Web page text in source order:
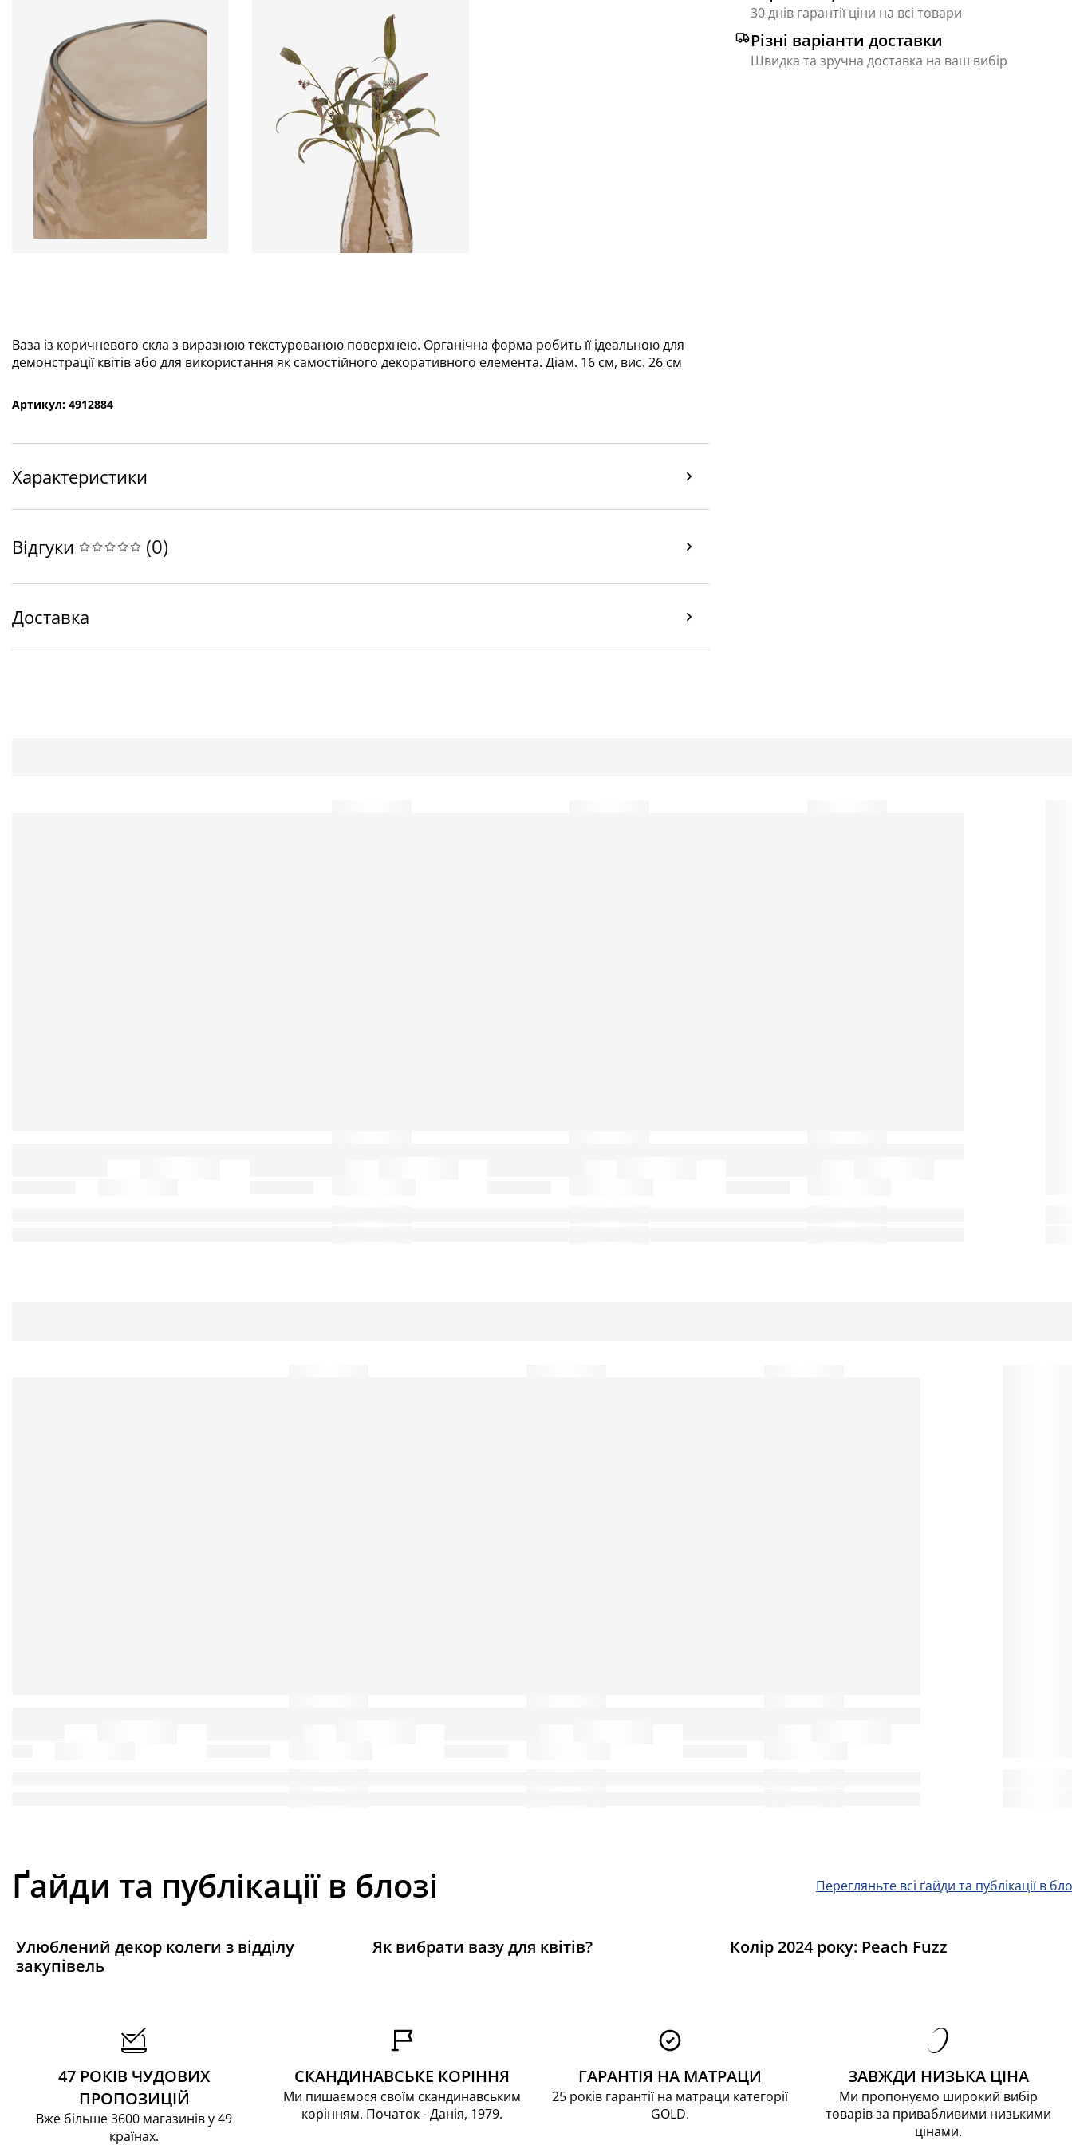
30 днів гарантії ціни на всі товари
Різні варіанти доставки
Швидка та зручна доставка на ваш вибір
Ваза із коричневого скла з виразною текстурованою поверхнею. Органічна форма робить її ідеальною для
демонстрації квітів або для використання як самостійнoго декоративного елемента. Діам. 16 см, вис. 26 см
Артикул: 4912884
Характеристики
Відгуки (0)
Доставка
Ґайди та публікації в блозі Перегляньте всі ґайди та публікації в
Улюблений декор колеги з відділу
закупівель
Як вибрати вазу для квітів? Колір 2024 року: Peach Fuzz
47 РОКІВ ЧУДОВИХ
ПРОПОЗИЦІЙ
Вже більше 3600 магазинів у 49
країнах.
СКАНДИНАВСЬКЕ КОРІННЯ
Ми пишаємося своїм скандинавським
корінням. Початок - Данія, 1979.
ГАРАНТІЯ НА МАТРАЦИ
25 років гарантії на матраци категорії
GOLD.
ЗАВЖДИ НИЗЬКА ЦІНА
Ми пропонуємо широкий вибір
товарів за привабливими низькими
цінами.